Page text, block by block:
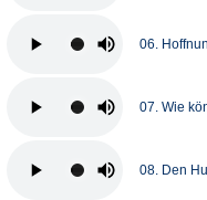
06.
07. Wie
08. Den